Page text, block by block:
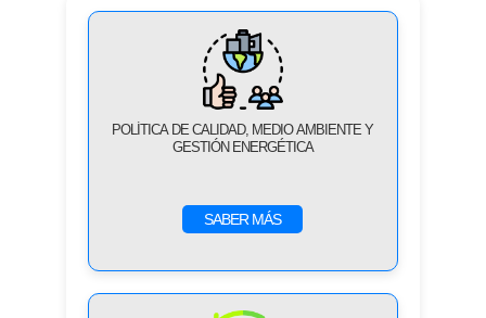
POLÍTICA DE CALIDAD, MEDIO AMBIENTE Y
GESTIÓN ENERGÉTICA
SABER MÁS